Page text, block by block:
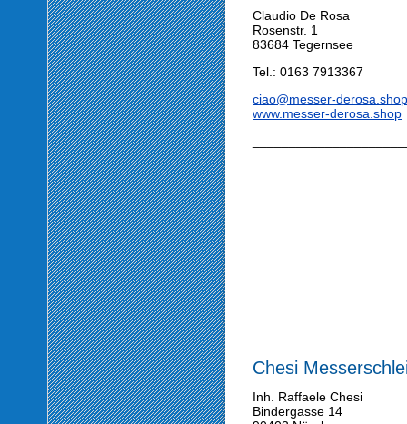
Claudio De Rosa
Rosenstr. 1
83684 Tegernsee
Tel.: 0163 7913367
ciao@messer-derosa.shop
www.messer-derosa.shop
Chesi
Inh. Raffaele Chesi
Bindergasse 14